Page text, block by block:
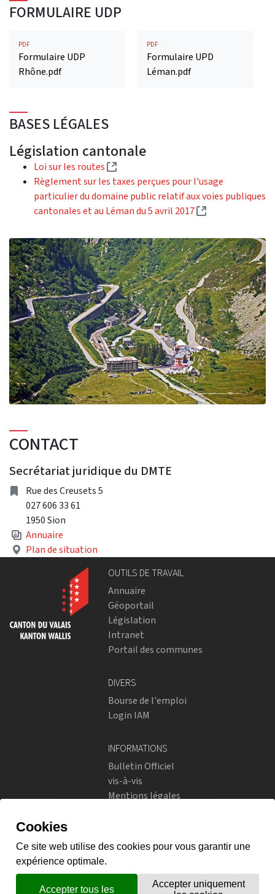
FORMULAIRE UDP
PDF
Formulaire UDP
Rhône.pdf
PDF
Formulaire UPD
Léman.pdf
BASES LÉGALES
Législation cantonale
Loi sur les routes
(Lien externe)
Règlement sur les taxes perçues pour l'usage
particulier du domaine public relatif aux voies publiques
cantonales et au Léman du 5 avril 2017
(Lien externe)
CONTACT
Secrétariat juridique du DMTE
adresse
Rue des Creusets 5
027 606 33 61
1950 Sion
Annuaire
Plan de situation
OUTILS DE TRAVAIL
Annuaire
Géoportail
Législation
Intranet
Portail des communes
DIVERS
Bourse de l'emploi
Login IAM
INFORMATIONS
Bulletin Officiel
vis-à-vis
Mentions légales
Instagram
flickr